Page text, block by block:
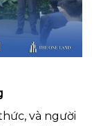
và người